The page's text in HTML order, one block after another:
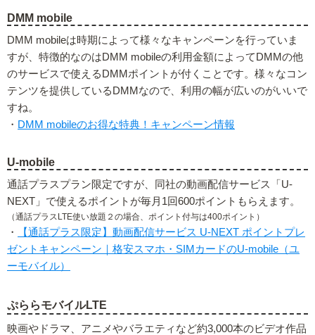
DMM mobile
DMM mobileは時期によって様々なキャンペーンを行っていま
すが、特徴的なのはDMM mobileの利用金額によってDMMの他
のサービスで使えるDMMポイントが付くことです。様々なコン
テンツを提供しているDMMなので、利用の幅が広いのがいいで
すね。
・ DMM mobileのお得な特典！キャンペーン情報
U-mobile
通話プラスプラン限定ですが、同社の動画配信サービス「U-
NEXT」で使えるポイントが毎月1回600ポイントもらえます。
（通話プラスLTE使い放題２の場合、ポイント付与は400ポイント）
・
【通話プラス限定】動画配信サービス U-NEXT ポイントプレ
ゼントキャンペーン｜格安スマホ・SIMカードのU-mobile（ユ
ーモバイル）
ぷららモバイルLTE
映画やドラマ、アニメやバラエティなど約3,000本のビデオ作品